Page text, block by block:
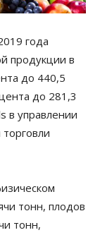
года
продукции в
до 440,5
до 281,3
в управлении
тонн, плодов
тонн,